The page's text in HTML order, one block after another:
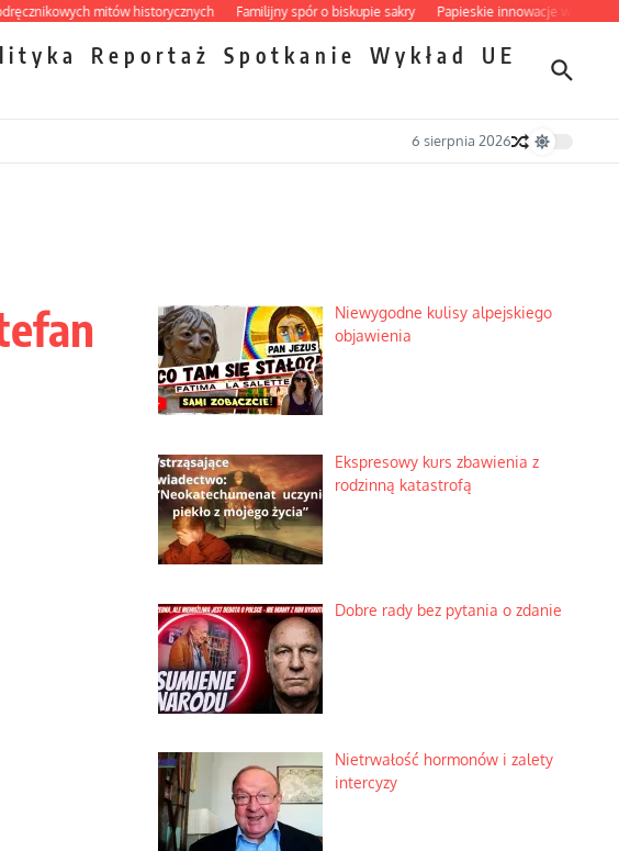
mitów historycznych Familijny spór o biskupie sakry Papieskie innowacje w tradycyjnym
Reportaż Spotkanie Wykład
UE
6 sierpnia 2026
Niewygodne kulisy alpejskiego
objawienia
Ekspresowy kurs zbawienia z
rodzinną katastrofą
Dobre rady bez pytania o zdanie
Nietrwałość hormonów i zalety
intercyzy